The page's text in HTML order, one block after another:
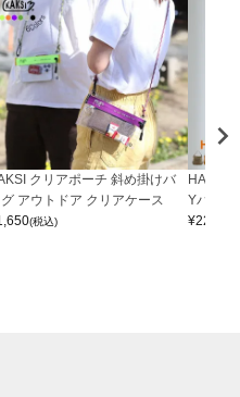
クリアポーチ 斜め掛けバ
グ アウトドア クリアケース
(税込)
Yバッグ
¥22,000